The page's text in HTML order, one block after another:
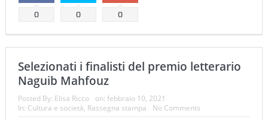
0 0 0
Selezionati i finalisti del premio letterario
Naguib Mahfouz
Posted By: Elisa Ricco on: febbraio 10, 2021
In: Cultura e società, Rassegna stampa No Comments